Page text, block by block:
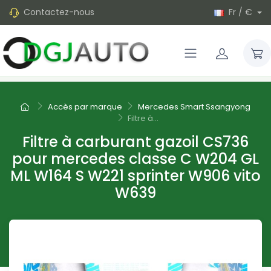
Contactez-nous Fr / €
Accès par marque
Mercedes Smart Ssangyong
Filtre à...
Filtre à carburant gazoil CS736
pour mercedes classe C W204 GL
ML W164 S W221 sprinter W906 vito
W639